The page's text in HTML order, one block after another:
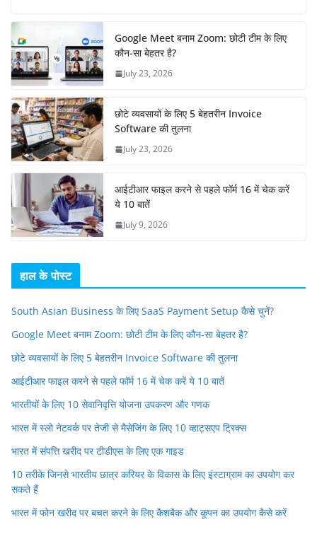
Google Meet बनाम Zoom: छोटी टीम के लिए
कौन-सा बेहतर है?
July 23, 2026
छोटे व्यवसायों के लिए 5 बेहतरीन Invoice
Software की तुलना
July 23, 2026
आईटीआर फाइल करने से पहले फॉर्म 16 में चेक करें
ये 10 बातें
July 9, 2026
हाल के पोस्ट
South Asian Business के लिए SaaS Payment Setup कैसे चुनें?
Google Meet बनाम Zoom: छोटी टीम के लिए कौन-सा बेहतर है?
छोटे व्यवसायों के लिए 5 बेहतरीन Invoice Software की तुलना
आईटीआर फाइल करने से पहले फॉर्म 16 में चेक करें ये 10 बातें
भारतीयों के लिए 10 सेवानिवृत्ति योजना उपकरण और गणक
भारत में स्लो नेटवर्क पर तेजी से मैसेजिंग के लिए 10 व्हाट्सएप ट्रिक्स
भारत में संपत्ति खरीद पर टीडीएस के लिए एक गाइड
10 तरीके जिनसे भारतीय छात्र करियर के विकास के लिए इंस्टाग्राम का उपयोग कर
सकते हैं
भारत में फोन खरीद पर बचत करने के लिए कैशबैक और कूपन का उपयोग कैसे करें